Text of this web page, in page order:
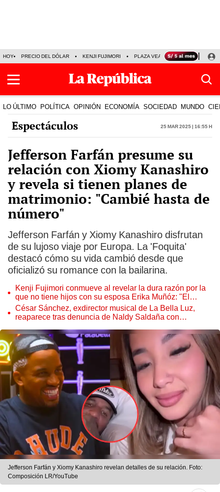
HOY PRECIO DEL DÓLAR KENJI FUJIMORI PLAZA VEA FERIADOS
LO ÚLTIMO POLÍTICA OPINIÓN ECONOMÍA SOCIEDAD MUNDO
Espectáculos 25 Mar 2025 | 16:55 h
Jefferson Farfán presume su
relación con Xiomy Kanashiro
y revela si tienen planes de
matrimonio: "Cambié hasta de
número"
Jefferson Farfán y Xiomy Kanashiro disfrutan
de su lujoso viaje por Europa. La 'Foquita'
destacó cómo su vida cambió desde que
oficializó su romance con la bailarina.
Kenji Fujimori conmueve al revelar la dura razón por la
que no tiene hijos con su esposa Erika Muñóz: "El
proceso judicial"
César Sánchez, exdirector musical de La Bella Luz,
reaparece tras denuncia de Naldy Saldaña con
Jefferson Farfán y Xiomy Kanashiro revelan detalles de su relación. Foto:
Composición LR/YouTube